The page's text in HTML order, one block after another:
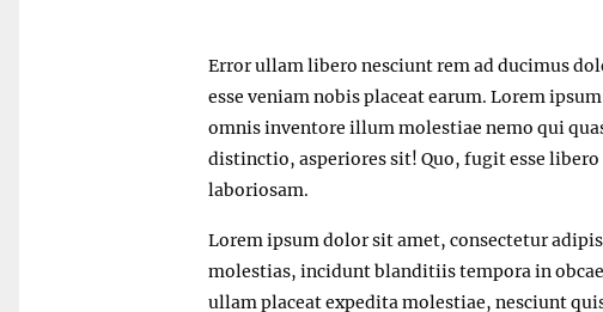
Error ullam libero nesciunt rem ad ducimus
esse veniam nobis placeat earum. Lorem
omnis inventore illum molestiae nemo qui
distinctio, asperiores sit! Quo, fugit esse
laboriosam.
Lorem ipsum dolor sit amet, consectetur
molestias, incidunt blanditiis tempora in
ullam placeat expedita molestiae, nesciunt